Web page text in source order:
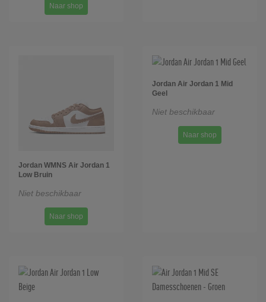
Naar shop
Jordan WMNS Air Jordan 1
Low Bruin
Niet beschikbaar
Naar shop
Jordan Air Jordan 1 Mid
Geel
Niet beschikbaar
Naar shop